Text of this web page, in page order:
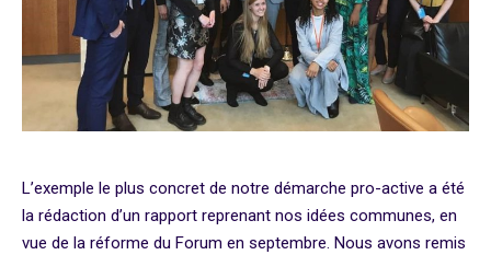
L’exemple le plus concret de notre démarche pro-active a été
la rédaction d’un rapport reprenant nos idées communes, en
vue de la réforme du Forum en septembre. Nous avons remis